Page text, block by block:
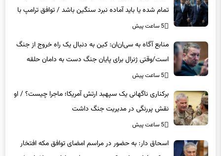
تمام شده یا باید آماده نبرد سنگین باشد / توافق ترامپ با
ایران بزرگ‌ترین شکست برای تل‌آویو است
5 ساعت پیش
منابع آگاه به سی‌ان‌ان: کین به دنبال یک راه خروج از جنگ
است/وقتی ژنرال برای پایان جنگ دست به دامان حلقه
ترامپ می‌شود/ما درگیر یک بازی موش و گربه هستیم
5 ساعت پیش
برکناری ناگهانی یک سپهبد ارتش آمریکا؛ ماجرا چیست؟ / او
نقش پررنگی در مدیریت جنگ داشت
5 ساعت پیش
اسحاق‌ دار: به حضور در مراسم امضای توافق مکه افتخار